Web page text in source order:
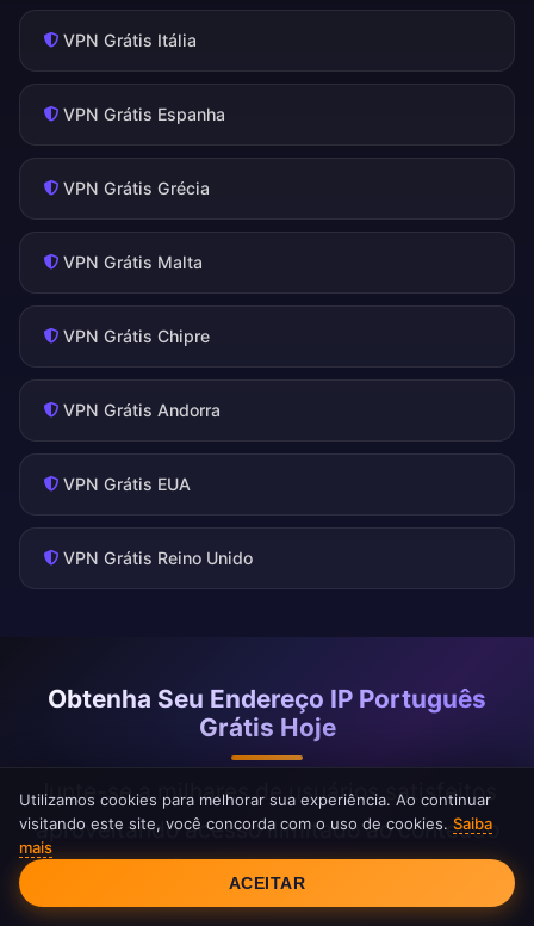
VPN Grátis Itália
VPN Grátis Espanha
VPN Grátis Grécia
VPN Grátis Malta
VPN Grátis Chipre
VPN Grátis Andorra
VPN Grátis EUA
VPN Grátis Reino Unido
Obtenha Seu Endereço IP Português
Grátis Hoje
Junte-se a milhares de usuários satisfeitos
aproveitando acesso ilimitado ao conteúdo
português com o FreeAndroidVPN
Consentimento de Cookies
Utilizamos cookies para melhorar sua experiência. Ao continuar
visitando este site, você concorda com o uso de cookies. Saiba
mais
ACEITAR